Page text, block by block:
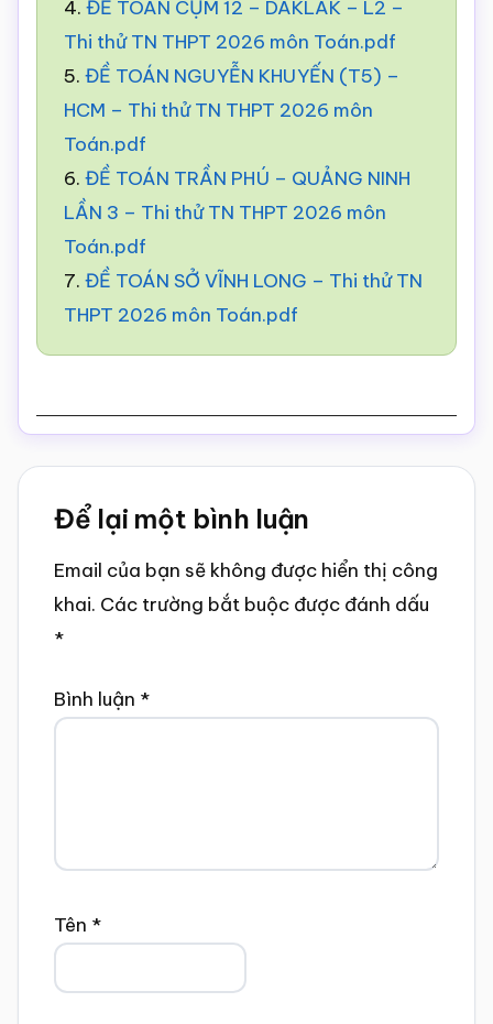
4. ĐỀ TOÁN CỤM 12 – DAKLAK – L2 –
Thi thử TN THPT 2026 môn Toán.pdf
5. ĐỀ TOÁN NGUYỄN KHUYẾN (T5) –
HCM – Thi thử TN THPT 2026 môn
Toán.pdf
6. ĐỀ TOÁN TRẦN PHÚ – QUẢNG NINH
LẦN 3 – Thi thử TN THPT 2026 môn
Toán.pdf
7. ĐỀ TOÁN SỞ VĨNH LONG – Thi thử TN
THPT 2026 môn Toán.pdf
Reader
Interactions
Để lại một bình luận
Email của bạn sẽ không được hiển thị công
khai. Các trường bắt buộc được đánh dấu
*
Bình luận *
Tên *